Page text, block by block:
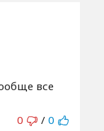
все
0
/ 0